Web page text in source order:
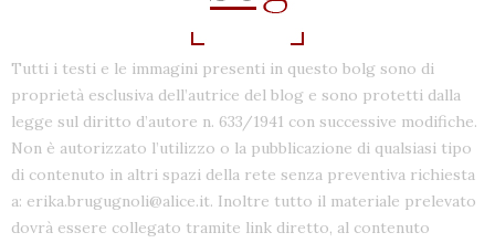
Tutti i testi e le immagini presenti in questo bolg sono di
proprietà esclusiva dell’autrice del blog e sono protetti dalla
legge sul diritto d’autore n. 633/1941 con successive modifiche.
Non è autorizzato l’utilizzo o la pubblicazione di qualsiasi tipo
di contenuto in altri spazi della rete senza preventiva richiesta
a: erika.brugugnoli@alice.it. Inoltre tutto il materiale prelevato
dovrà essere collegato tramite link diretto, al contenuto